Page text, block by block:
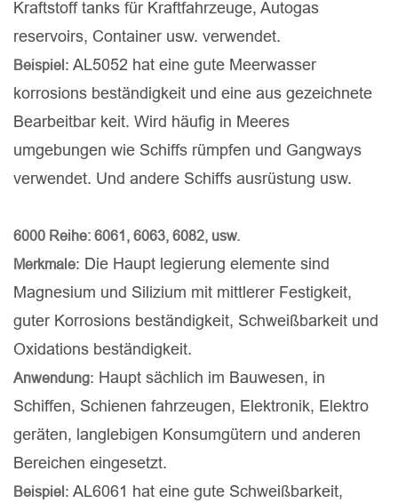
Kraftstoff tanks für Kraftfahrzeuge, Autogas
reservoirs, Container usw. verwendet.
Beispiel: AL5052 hat eine gute Meerwasser
korrosions beständigkeit und eine aus gezeichnete
Bearbeitbar keit. Wird häufig in Meeres
umgebungen wie Schiffs rümpfen und Gangways
verwendet. Und andere Schiffs ausrüstung usw.
6000 Reihe: 6061, 6063, 6082, usw.
Merkmale: Die Haupt legierung elemente sind
Magnesium und Silizium mit mittlerer Festigkeit,
guter Korrosions beständigkeit, Schweißbarkeit und
Oxidations beständigkeit.
Anwendung: Haupt sächlich im Bauwesen, in
Schiffen, Schienen fahrzeugen, Elektronik, Elektro
geräten, langlebigen Konsumgütern und anderen
Bereichen eingesetzt.
Beispiel: AL6061 hat eine gute Schweißbarkeit,